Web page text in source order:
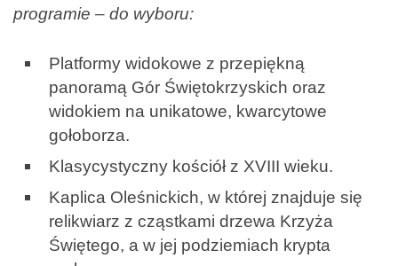
programie – do wyboru:
Platformy widokowe z przepiękną
panoramą Gór Świętokrzyskich oraz
widokiem na unikatowe, kwarcytowe
gołoborza.
Klasycystyczny kościół z XVIII wieku.
Kaplica Oleśnickich, w której znajduje się
relikwiarz z cząstkami drzewa Krzyża
Świętego, a w jej podziemiach krypta